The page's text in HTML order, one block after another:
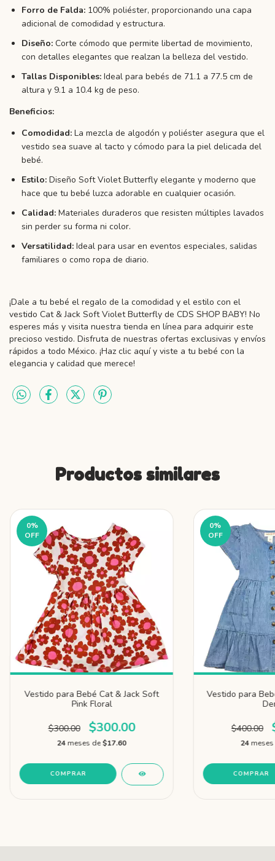
Forro de Falda: 100% poliéster, proporcionando una capa
adicional de comodidad y estructura.
Diseño: Corte cómodo que permite libertad de movimiento,
con detalles elegantes que realzan la belleza del vestido.
Tallas Disponibles: Ideal para bebés de 71.1 a 77.5 cm de
altura y 9.1 a 10.4 kg de peso.
Beneficios:
Comodidad: La mezcla de algodón y poliéster asegura que el
vestido sea suave al tacto y cómodo para la piel delicada del
bebé.
Estilo: Diseño Soft Violet Butterfly elegante y moderno que
hace que tu bebé luzca adorable en cualquier ocasión.
Calidad: Materiales duraderos que resisten múltiples lavados
sin perder su forma ni color.
Versatilidad: Ideal para usar en eventos especiales, salidas
familiares o como ropa de diario.
¡Dale a tu bebé el regalo de la comodidad y el estilo con el
vestido Cat & Jack Soft Violet Butterfly de CDS SHOP BABY! No
esperes más y visita nuestra tienda en línea para adquirir este
precioso vestido. Disfruta de nuestras ofertas exclusivas y envíos
rápidos a todo México. ¡Haz clic aquí y viste a tu bebé con la
elegancia y calidad que merece!
Productos similares
0%
OFF
Vestido para Bebé Cat & Jack Soft
Pink Floral
$300.00 $300.00
24meses de$17.60
COMPRAR
0%
OFF
Vestido para
$400.00
24
COMPRAR